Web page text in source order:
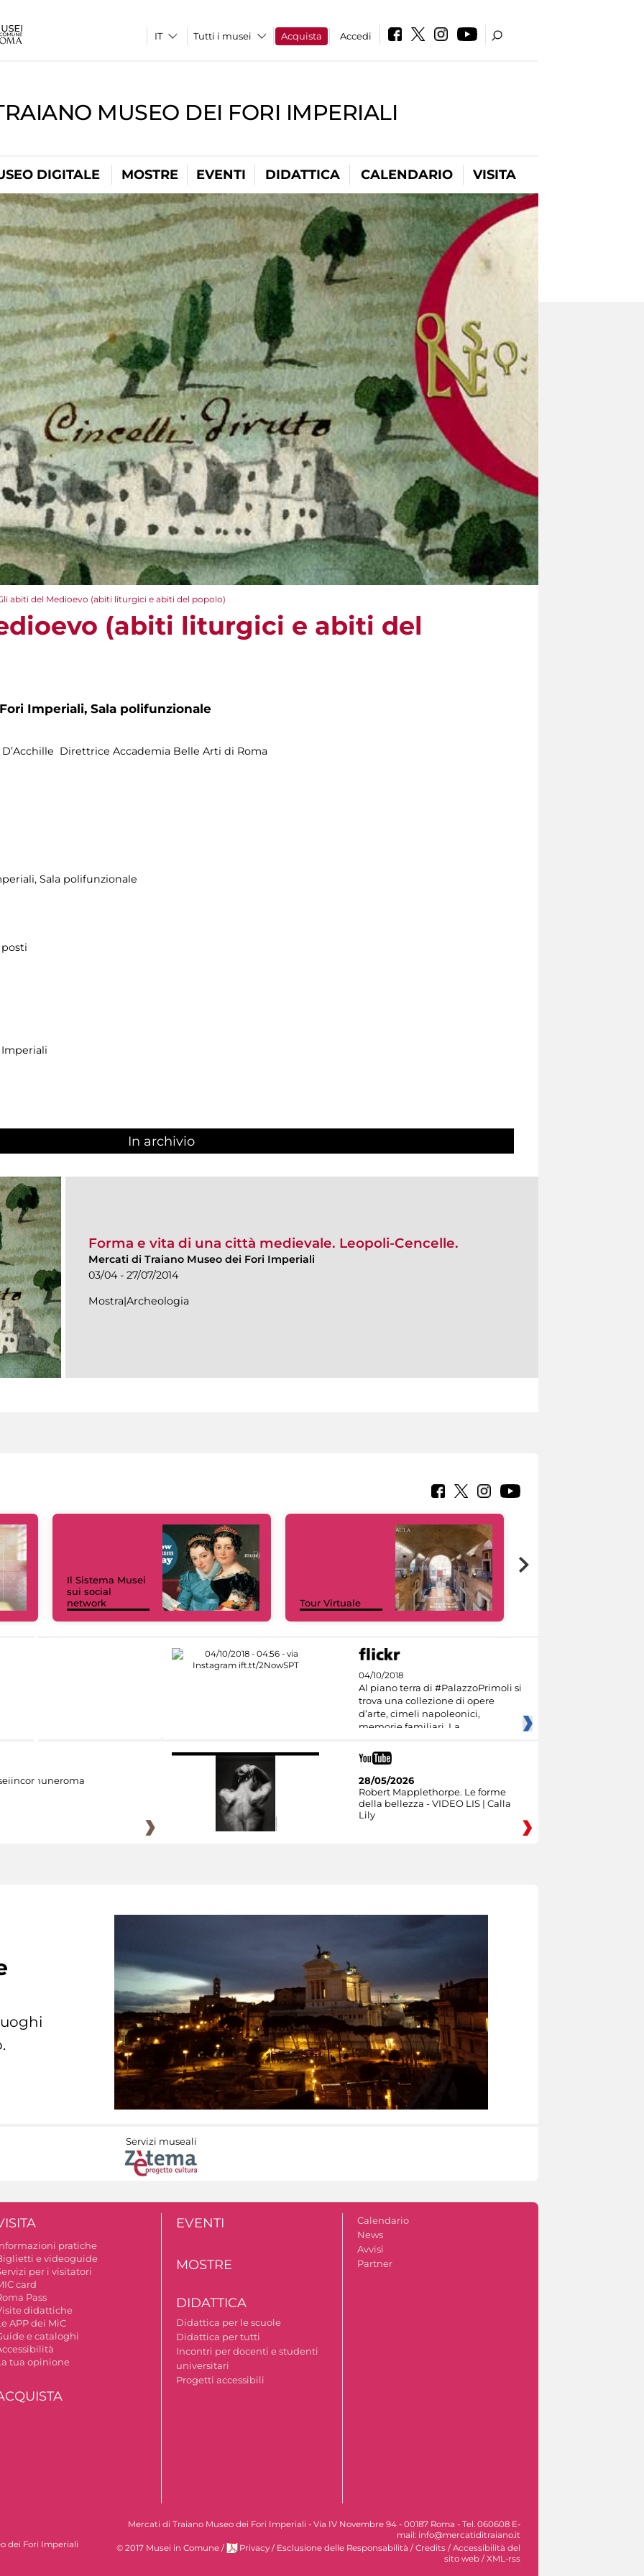
Tutti i musei Acquista Accedi
MUSEO DEI FORI IMPERIALI
DIGITALE MOSTRE EVENTI DIDATTICA CALENDARIO VISITA
abiti del Medioevo (abiti liturgici e abiti del popolo)
(abiti liturgici e abiti del
Imperiali, Sala polifunzionale
D’Acchille Direttrice Accademia Belle Arti di Roma
, Sala polifunzionale
In archivio
Forma e vita di una città medievale. Leopoli-Cencelle.
Mercati di Traiano Museo dei Fori Imperiali
03/04 - 27/07/2014
Mostra|Archeologia
Il Sistema Musei
sui social
network
Tour Virtuale
04/10/2018
Al piano terra di #PalazzoPrimoli si
trova una collezione di opere
d’arte, cimeli napoleonici,
memorie familiari. La
28/05/2026
Robert Mapplethorpe. Le forme
della bellezza - VIDEO LIS | Calla
Lily
Servizi museali
pratiche
e videoguide
per i visitatori
card
Pass
didattiche
APP dei MiC
e cataloghi
tua opinione
EVENTI
MOSTRE
DIDATTICA
Didattica per le scuole
Didattica per tutti
Incontri per docenti e studenti
universitari
Progetti accessibili
Calendario
News
Avvisi
Partner
dei Fori Imperiali
Mercati di Traiano Museo dei Fori Imperiali - Via IV Novembre 94 - 00187 Roma - Tel. 060608 E-
mail: info@mercatiditraiano.it
© 2017 Musei in Comune / Privacy / Esclusione delle Responsabilità /Credits /Accessibilità del
sito web /XML-rss